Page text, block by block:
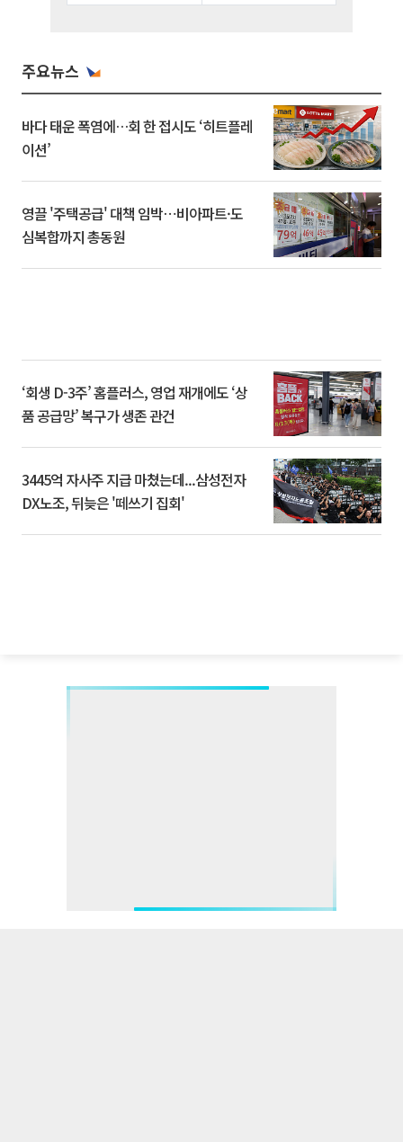
주요뉴스
바다 태운 폭염에…회 한 접시도 ‘히트플레
이션’
영끌 '주택공급' 대책 임박⋯비아파트·도
심복합까지 총동원
‘회생 D-3주’ 홈플러스, 영업 재개에도 ‘상
품 공급망’ 복구가 생존 관건
3445억 자사주 지급 마쳤는데...삼성전자
DX노조, 뒤늦은 '떼쓰기 집회'